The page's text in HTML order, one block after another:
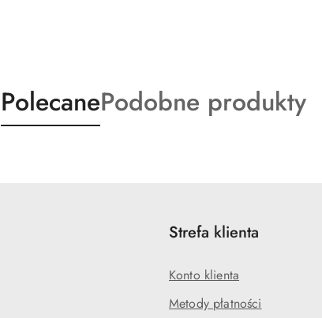
Produkty
o
PolecaneProdukty
o
Podobne produkty
Strefa klienta
Konto klienta
Metody płatności